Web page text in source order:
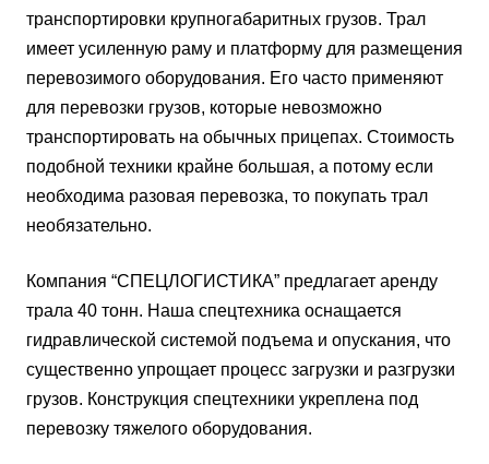
транспортировки крупногабаритных грузов. Трал
имеет усиленную раму и платформу для размещения
перевозимого оборудования. Его часто применяют
для перевозки грузов, которые невозможно
транспортировать на обычных прицепах. Стоимость
подобной техники крайне большая, а потому если
необходима разовая перевозка, то покупать трал
необязательно.
Компания “СПЕЦЛОГИСТИКА” предлагает аренду
трала 40 тонн. Наша спецтехника оснащается
гидравлической системой подъема и опускания, что
существенно упрощает процесс загрузки и разгрузки
грузов. Конструкция спецтехники укреплена под
перевозку тяжелого оборудования.